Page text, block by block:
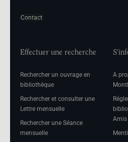
Contact
Effectuer une recherche
Rechercher un ouvrage en
bibliothèque
Rechercher et consulter une
Lettre mensuelle
Rechercher une Séance
mensuelle
A
Amis